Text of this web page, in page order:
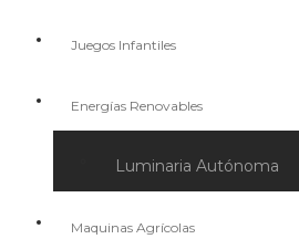
Juegos Infantiles
Energías Renovables
Luminaria Autónoma
Maquinas Agrícolas